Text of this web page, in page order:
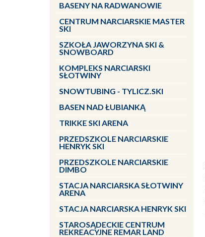
BASENY NA RADWANOWIE
CENTRUM NARCIARSKIE MASTER
SKI
SZKOŁA JAWORZYNA SKI &
SNOWBOARD
KOMPLEKS NARCIARSKI
SŁOTWINY
SNOWTUBING - TYLICZ.SKI
BASEN NAD ŁUBIANKĄ
TRIKKE SKI ARENA
PRZEDSZKOLE NARCIARSKIE
HENRYK SKI
PRZEDSZKOLE NARCIARSKIE
DIMBO
STACJA NARCIARSKA SŁOTWINY
ARENA
STACJA NARCIARSKA HENRYK SKI
STAROSĄDECKIE CENTRUM
REKREACYJNE REMAR LAND